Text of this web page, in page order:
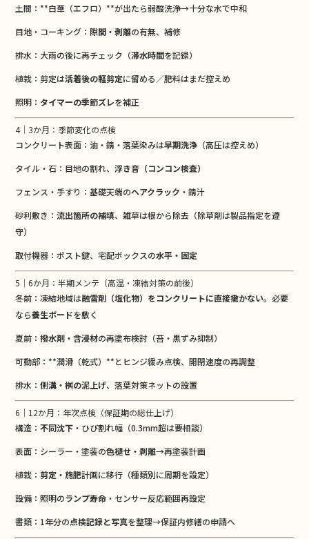
土間：**白華（エフロ）**が出たら弱酸洗浄→十分な水で中和
目地・コーキング： 隙間・剥離の有無、補修
排水：大雨の後に再チェック（滞水時間を記録）
植栽：剪定は活着後の軽剪定に留める／肥料はまだ控えめ
照明： タイマーの季節ズレを補正
4｜3か月：季節変化の点検
コンクリート表面：油・錆・落葉染みは早期洗浄 （高圧は控えめ）
タイル・石：目地の割れ、浮き音（コンコン検査）
フェンス・手すり：基礎天端のヘアクラック ・錆汁
砂利敷き：流出箇所の補填、雑草は根から除去（除草剤は製品指定を遵
守）
取付機器：ポスト鍵、宅配ボックスの水平・固定
5｜6か月：半期メンテ（高温・凍結対策の前後）
冬前：凍結地域は融雪剤（塩化物）をコンクリートに直接撒かない。必要
なら養生ボードを敷く
夏前：撥水剤・含浸材の再塗布検討（苔・黒ずみ抑制）
可動部：**潤滑（乾式）**とヒンジ緩み点検、開閉速度の再調整
排水：側溝・桝の泥上げ、落葉対策ネットの設置
6｜12か月：年次点検（保証期の総仕上げ）
構造：不同沈下 ・ひび割れ幅（0.3mm超は要相談）
表面：シーラー・塗装の色褪せ・剥離→再塗装計画
植栽： 剪定・施肥計画に移行（種類別に周期を設定）
設備：照明のランプ寿命 ・センサー反応範囲再設定
書類：1年分の点検記録と写真を整理→保証内修繕の申請へ